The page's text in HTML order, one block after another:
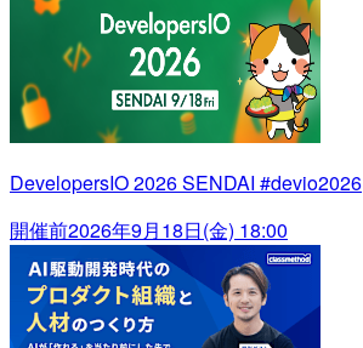
DevelopersIO 2026 SENDAI #devio2026
開催前2026年9月18日(金) 18:00